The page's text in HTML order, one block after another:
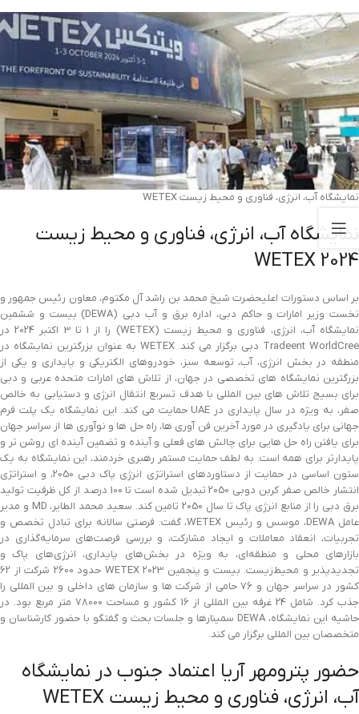
نمایشگاه آب، انرژی، فناوری و محیط زیست WETEX
نمایشگاه آب، انرژی، فناوری و محیط زیست
WETEX 2024
بر اساس دستورات اعلیحضرت شیخ محمد بن راشد آل مکتوم، معاون رئیس جمهور و
نخست وزیر امارات و حاکم دبی، اداره برق و آب دبی (DEWA) بیست و ششمین
نمایشگاه آب، انرژی، فناوری و محیط زیست (WETEX) را از 1 تا 3 اکتبر 2024 در
Tradeent WorldCree دبی برگزار می کند. WETEX به عنوان بزرگترین نمایشگاه در
منطقه در بخش انرژی، آب، توسعه سبز، خودروهای الکتریکی و پایداری و یکی از
بزرگترین نمایشگاه های تخصصی در جهان، از تلاش های امارات متحده عربی و دبی
برای بسیج تلاش های بین المللی با هدف تسریع انتقال انرژی و دستیابی به خالص
صفر، به ویژه در سال پایداری در UAE حمایت می کند. این نمایشگاه یک پلت فرم
جهانی برای یادگیری در مورد آخرین فن آوری ها، راه حل ها و نوآوری ها از سراسر جهان
برای یافتن راه حل هایی برای چالش های فعلی و آینده و تضمین آینده ای روشن تر و
پایدارتر برای همه است. به لطف حمایت مستمر رهبری خردمند، این نمایشگاه به یک
ستون اساسی در حمایت از دستاوردهای استراتژی انرژی پاک دبی 2050، و استراتژی
انتشار خالص صفر کربن دوبی 2050 تبدیل شده است تا 100 درصد از کل ظرفیت تولید
برق دبی را از منابع انرژی پاک تا سال 2050 تامین کند. سعید محمد الطایر، MD و مدیر
عامل DEWA، موسس و رئیس WETEX، گفت: فرصتی سالانه برای تبادل تخصص و
تجربیات، انعقاد معاملات و ایجاد مشارکت، و بررسی فرصت‌های سرمایه‌گذاری در
بازارهای محلی و منطقه‌ای، به ویژه در بخش‌های پایداری، انرژی‌های پاک و
تجدیدپذیر و محیط‌زیست. بیست و پنجمین WETEX 2023 حدود 2600 شرکت از 62
کشور در سراسر جهان و 76 حامی از شرکت ها و سازمان های داخلی و بین المللی را
جذب کرد. شامل 24 غرفه بین المللی از 16 کشور و مساحت 78000 متر مربع بود. در
حاشیه این نمایشگاه، DEWA سمینارها و جلسات بحث و گفتگو با حضور کارشناسان و
متخصصان بین المللی برگزار می کند.
حضور پترومهر آریا اعتماد جنوب در نمایشگاه
آب، انرژی، فناوری و محیط زیست WETEX